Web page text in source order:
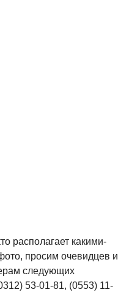
располагает какими-
просим очевидцев и
следующих
53-01-81, (0553) 11-